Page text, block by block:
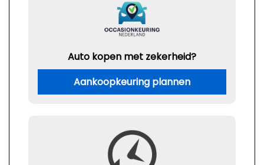
Auto kopen met zekerheid?
Aankoopkeuring plannen